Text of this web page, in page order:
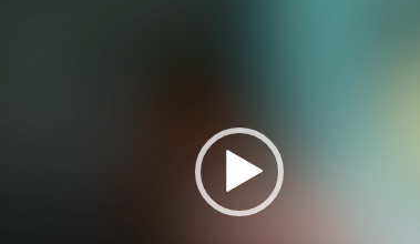
abychom Vám
mohli zobrazit